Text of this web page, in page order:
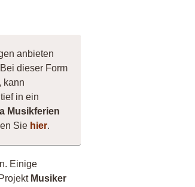
anbieten
dieser Form
kann
in ein
Musikferien
Sie hier.
Einige
Musiker